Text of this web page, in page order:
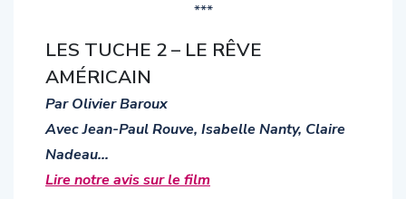
***
LES TUCHE 2 – LE RÊVE
AMÉRICAIN
Par Olivier Baroux
Avec Jean-Paul Rouve, Isabelle Nanty, Claire
Nadeau…
Lire notre avis sur le film